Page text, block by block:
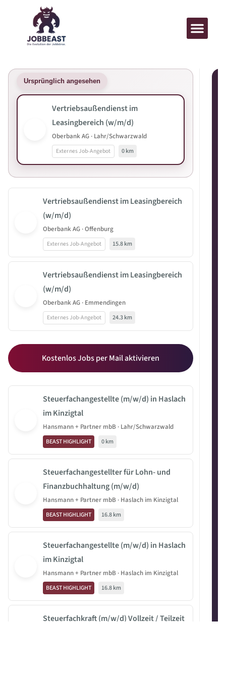
Ursprünglich angesehen
Vertriebsaußendienst im
Leasingbereich (w/m/d)
Oberbank AG · Lahr/Schwarzwald
Externes Job-Angebot 0 km
Vertriebsaußendienst im Leasingbereich
(w/m/d)
Oberbank AG · Offenburg
Externes Job-Angebot 15.8 km
Vertriebsaußendienst im Leasingbereich
(w/m/d)
Oberbank AG · Emmendingen
Externes Job-Angebot 24.3 km
Kostenlos Jobs per Mail aktivieren
Steuerfachangestellte (m/w/d) in Haslach
im Kinzigtal
Hansmann + Partner mbB · Lahr/Schwarzwald
BEAST HIGHLIGHT 0 km
Steuerfachangestellter für Lohn- und
Finanzbuchhaltung (m/w/d)
Hansmann + Partner mbB · Haslach im Kinzigtal
BEAST HIGHLIGHT 16.8 km
Steuerfachangestellte (m/w/d) in Haslach
im Kinzigtal
Hansmann + Partner mbB · Haslach im Kinzigtal
BEAST HIGHLIGHT 16.8 km
Steuerfachkraft (m/w/d) Vollzeit / Teilzeit